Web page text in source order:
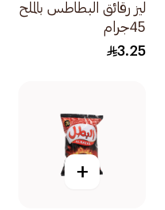
ليز رقائق البطاطس بالملح
45جرام
3.25
+